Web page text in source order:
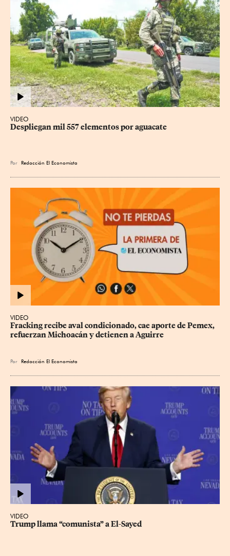
VIDEO
Despliegan mil 557 elementos por aguacate
Por Redacción El Economista
VIDEO
Fracking recibe aval condicionado, cae aporte de Pemex,
refuerzan Michoacán y detienen a Aguirre
Por Redacción El Economista
VIDEO
Trump llama “comunista” a El-Sayed